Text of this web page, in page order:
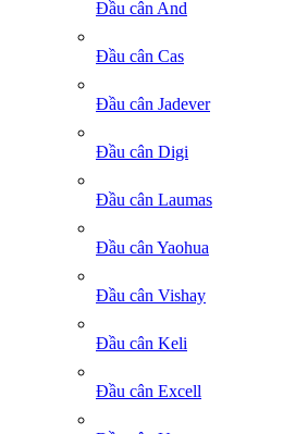
Đầu cân And
Đầu cân Cas
Đầu cân Jadever
Đầu cân Digi
Đầu cân Laumas
Đầu cân Yaohua
Đầu cân Vishay
Đầu cân Keli
Đầu cân Excell